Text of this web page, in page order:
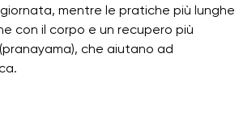
mentre le pratiche più lunghe
con il corpo e un recupero più
che aiutano ad